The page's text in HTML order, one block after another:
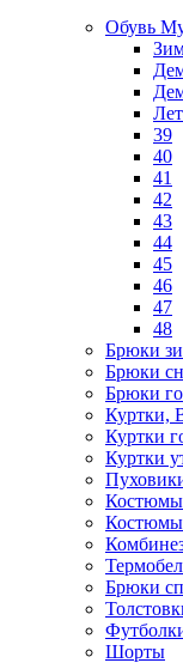
Обувь
39
40
41
42
43
44
45
46
47
48
Брюки
Брюки
Брюки
Куртки,
Куртки
Куртки
Брюки
Шорты